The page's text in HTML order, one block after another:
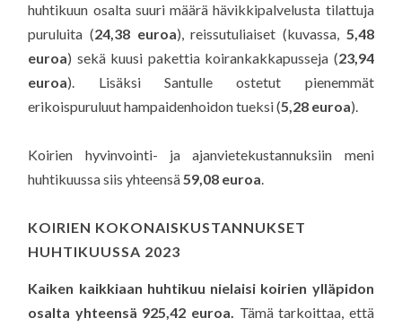
huhtikuun osalta suuri määrä hävikkipalvelusta tilattuja
puruluita (24,38 euroa), reissutuliaiset (kuvassa,5,48
euroa) sekä kuusi pakettia koirankakkapusseja (23,94
euroa). Lisäksi Santulle ostetut pienemmät
erikoispuruluut hampaidenhoidon tueksi (5,28 euroa).
Koirien hyvinvointi- ja ajanvietekustannuksiin meni
huhtikuussa siis yhteensä59,08 euroa.
KOIRIEN KOKONAISKUSTANNUKSET
HUHTIKUUSSA 2023
Kaiken kaikkiaan huhtikuu nielaisi koirien ylläpidon
osalta yhteensä 925,42 euroa. Tämä tarkoittaa, että